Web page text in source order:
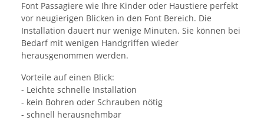
Font Passagiere wie Ihre Kinder oder Haustiere perfekt
vor neugierigen Blicken in den Font Bereich. Die
Installation dauert nur wenige Minuten. Sie können bei
Bedarf mit wenigen Handgriffen wieder
herausgenommen werden.
Vorteile auf einen Blick:
- Leichte schnelle Installation
- kein Bohren oder Schrauben nötig
- schnell herausnehmbar